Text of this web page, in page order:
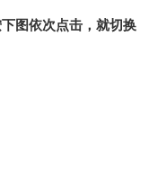
图依次点击，就切换